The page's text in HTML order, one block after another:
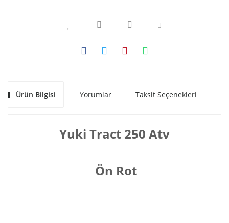
Ürün Bilgisi Yorumlar Taksit Seçenekleri
Yuki Tract 250 Atv
Ön Rot